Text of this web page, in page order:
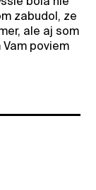
zabudol, ze
ale aj som
poviem